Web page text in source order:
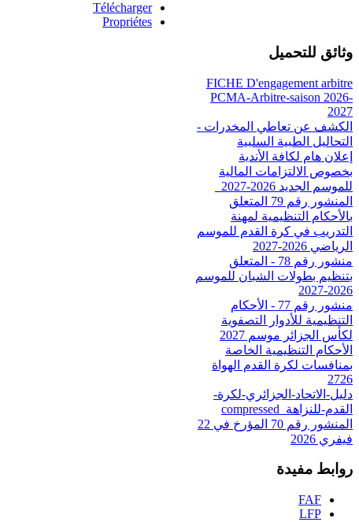
Télécharger
Propriétes
وثائق للتحميل
FICHE D'engagement arbitre
PCMA-Arbitre-saison 2026-
2027
الكشف عن تعاطي المخدرات -
التحاليل الطبية السلبية
إعلان هام لكافة الأندية
بخصوص الالتزامات المالية
للموسم الجديد 2026-2027_
المنشور رقم 79 المتعلق
بالأحكام التنظيمية لمهنة
التدريب في كرة القدم للموسم
الرياضي 2026-2027
منشور رقم 78 - المتعلق
بتنظيم بطولات الشبان للموسم
2026-2027
منشور رقم 77 - الأحكام
التنظيمية للأدوار التصفوية
لكأس الجزائر موسم 2027
الأحكام التنظيمية الخاصة
بمنافسات لكرة القدم الهواة
2726
دليل-الاتحاد-الجزائري-لكرة-
القدم-للنزاهة_compressed
المنشور رقم 70 المؤرخ في 22
فيفري 2026
روابط مفيدة
FAF
LFP